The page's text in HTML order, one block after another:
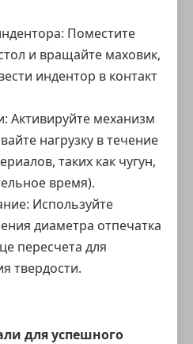
Поместите
и вращайте маховик,
индентор в контакт
Активируйте механизм
нагрузку в течение
таких как чугун,
время).
Используйте
диаметра отпечатка
пересчета для
твердости.
для успешного